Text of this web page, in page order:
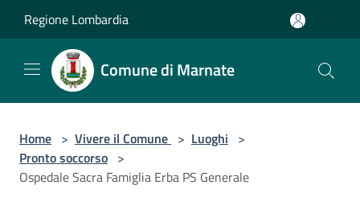
Regione Lombardia
Comune di Marnate
Home > Vivere il Comune > Luoghi >
Pronto soccorso >
Ospedale Sacra Famiglia Erba PS Generale